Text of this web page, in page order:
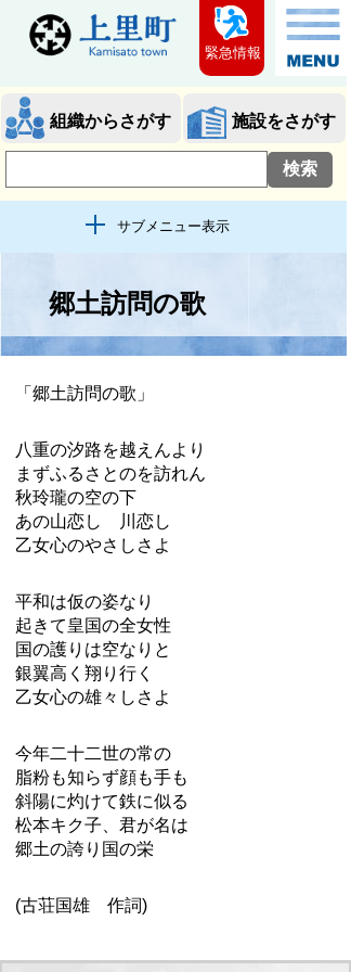
組織からさがす 施設をさがす
サブメニュー表示
緊急情報
郷土訪問の歌
「郷土訪問の歌」
八重の汐路を越えんより
まずふるさとのを訪れん
秋玲瓏の空の下
あの山恋し 川恋し
乙女心のやさしさよ
平和は仮の姿なり
起きて皇国の全女性
国の護りは空なりと
銀翼高く翔り行く
乙女心の雄々しさよ
今年二十二世の常の
脂粉も知らず顔も手も
斜陽に灼けて鉄に似る
松本キク子、君が名は
郷土の誇り国の栄
(古荘国雄 作詞)